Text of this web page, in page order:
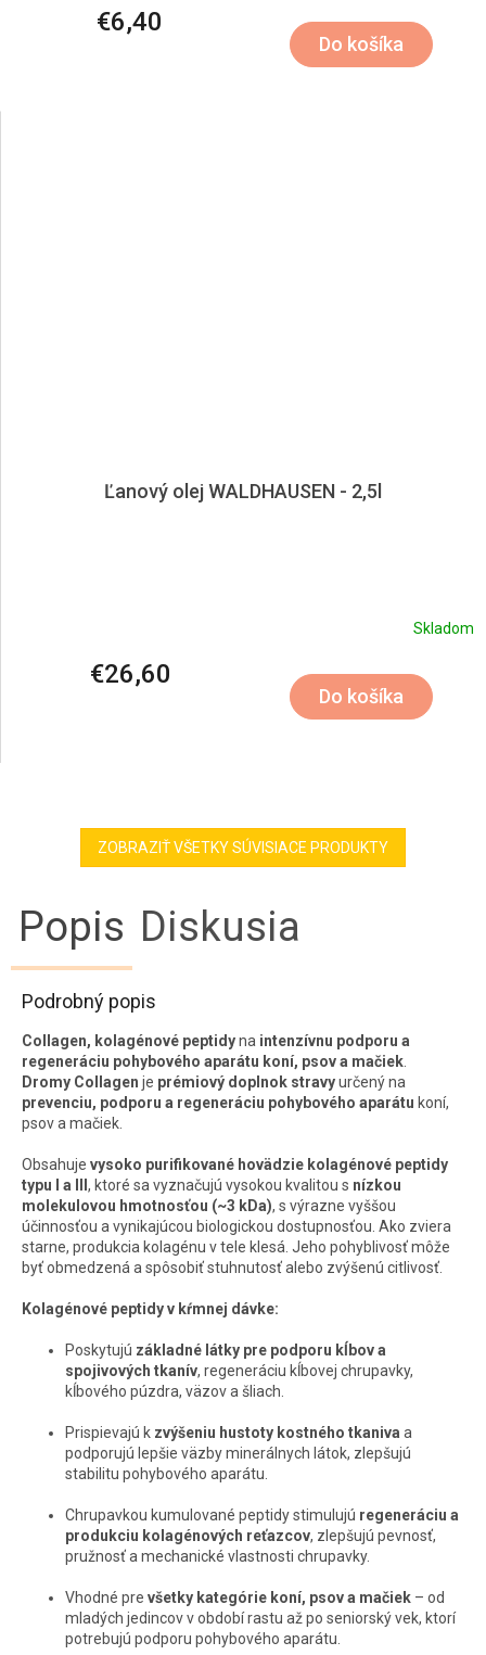
€6,40
Do košíka
Ľanový olej WALDHAUSEN - 2,5l
Skladom
€26,60
Do košíka
ZOBRAZIŤ VŠETKY SÚVISIACE PRODUKTY
Popis Diskusia
Podrobný popis
Collagen, kolagénové peptidyna intenzívnu podporu a
regeneráciu pohybového aparátu koní, psov a mačiek
Dromy Collagen je prémiový doplnok stravyurčený na
prevenciu, podporu a regeneráciu pohybového aparátu koní,
psov a mačiek.
Obsahuje vysoko purifikované hovädzie kolagénové peptidy
typu I a III , ktoré sa vyznačujú vysokou kvalitou s nízkou
molekulovou hmotnosťou (~3 kDa), s výrazne vyššou
účinnosťou a vynikajúcou biologickou dostupnosťou. Ako zviera
starne, produkcia kolagénu v tele klesá. Jeho pohyblivosť môže
byť obmedzená a spôsobiť stuhnutosť alebo zvýšenú citlivosť.
Kolagénové peptidy v kŕmnej dávke:
Poskytujú základné látky pre podporu kĺbov a
spojivových tkanív, regeneráciu kĺbovej chrupavky,
kĺbového púzdra, väzov a šliach.
Prispievajú k zvýšeniu hustoty kostného tkaniva a
podporujú lepšie väzby minerálnych látok, zlepšujú
stabilitu pohybového aparátu.
Chrupavkou kumulované peptidy stimulujú regeneráciu a
produkciu kolagénových reťazcov, zlepšujú pevnosť,
pružnosť a mechanické vlastnosti chrupavky.
Vhodné pre všetky kategórie koní, psov a mačiek – od
mladých jedincov v období rastu až po seniorský vek, ktorí
potrebujú podporu pohybového aparátu.